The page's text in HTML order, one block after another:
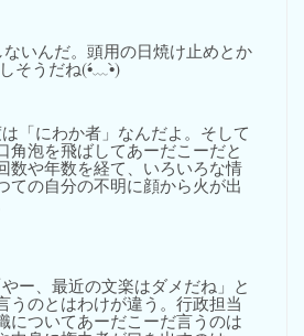
いんだ。頭用の日焼け止めとか
そうだね(•́﹏•̀)
「にわか者」なんだよ。そして
角泡を飛ばしてあーだこーだと
数や年数を経て、いろいろな情
ての自分の不明に顔から火が出
ー、最近の文楽はダメだね」と
うのとはわけが違う。行政担当
についてあーだこーだ言うのは